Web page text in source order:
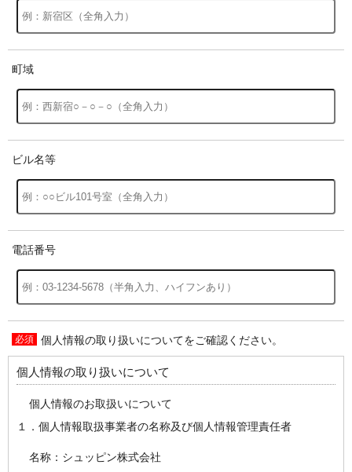
町域
ビル名等
電話番号
個人情報の取り扱いについてをご確認ください。
個人情報の取り扱いについて
個人情報のお取扱いについて
１．個人情報取扱事業者の名称及び個人情報管理責任者
名称：シュッピン株式会社